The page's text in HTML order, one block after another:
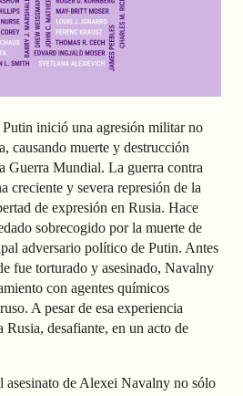
inició una agresión militar no
causando muerte y destrucción
Guerra Mundial. La guerra contra
creciente y severa represión de la
de expresión en Rusia. Hace
sobrecogido por la muerte de
adversario político de Putin. Antes
fue torturado y asesinado, Navalny
con agentes químicos
A pesar de esa experiencia
desafiante, en un acto de
asesinato de Alexei Navalny no sólo